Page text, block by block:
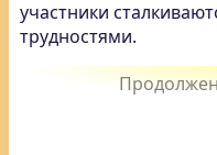
участники
трудностями.